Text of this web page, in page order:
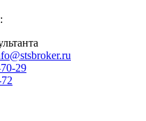
29